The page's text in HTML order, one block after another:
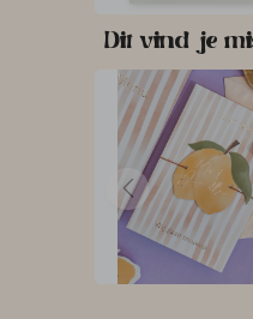
Dit vind je